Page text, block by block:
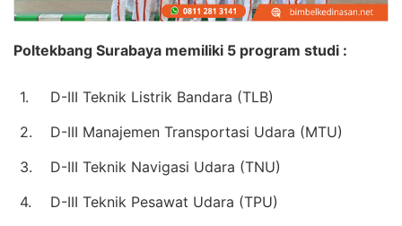
Poltekbang Surabaya memiliki 5 program studi :
1.
D-III Teknik Listrik Bandara (TLB)
2.
D-III Manajemen Transportasi Udara (MTU)
3.
D-III Teknik Navigasi Udara (TNU)
4.
D-III Teknik Pesawat Udara (TPU)